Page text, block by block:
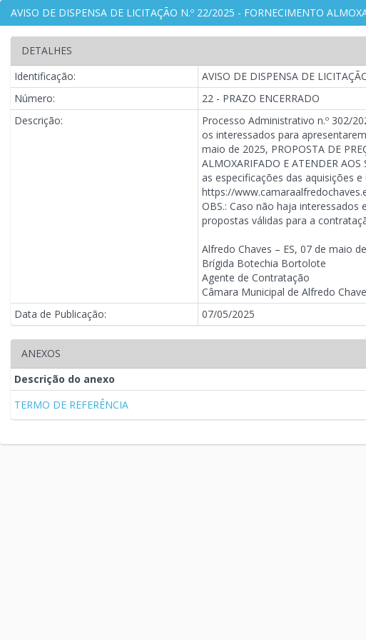
AVISO DE DISPENSA DE LICITAÇÃO N.º 22/2025 - FORNECIMENTO
DETALHES
Identificação:
AVISO DE DISPENSA DE
Número:
22 - PRAZO ENCERRADO
Descrição:
Processo Administrativo n.º 302/
os interessados para
maio de 2025, PROPOSTA DE
ALMOXARIFADO E ATENDER
as especificações das aquisições
https://
OBS.: Caso não haja
propostas válidas para a
Alfredo Chaves – ES, 07 de maio
Brígida Botechia Bortolote
Agente de Contratação
Câmara Municipal de Alfredo
Data de Publicação:
07/05/2025
ANEXOS
Descrição do anexo
TERMO DE REFERÊNCIA